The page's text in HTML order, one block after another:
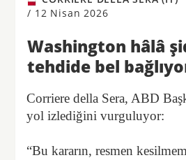
/ 12 Nisan 2026
Washington hâlâ
tehdide bel
Corriere della Sera, ABD
yol izlediğini vurguluyor:
“Bu kararın, resmen